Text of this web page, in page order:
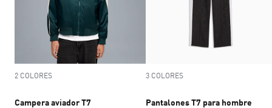
2 COLORES
Campera aviador T7
3 COLORES
Pantalones T7 para hombre